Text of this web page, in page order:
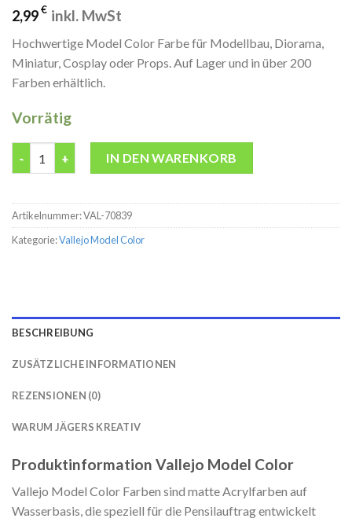
2,99€ inkl. MwSt
Hochwertige Model Color Farbe für Modellbau, Diorama,
Miniatur, Cosplay oder Props. Auf Lager und in über 200
Farben erhältlich.
Vorrätig
IN DEN WARENKORB
Artikelnummer:VAL-70839
Kategorie:Vallejo Model Color
BESCHREIBUNG
ZUSÄTZLICHE INFORMATIONEN
REZENSIONEN (0)
WARUM JÄGERS KREATIV
Produktinformation Vallejo Model Color
Vallejo Model Color Farben sind matte Acrylfarben auf
Wasserbasis, die speziell für die Pensilauftrag entwickelt